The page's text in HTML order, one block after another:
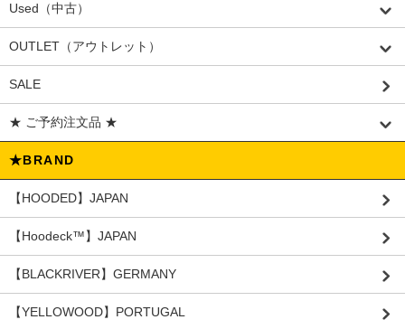
Used（中古）
OUTLET（アウトレット）
SALE
★ ご予約注文品 ★
★BRAND
【HOODED】JAPAN
【Hoodeck™️】JAPAN
【BLACKRIVER】GERMANY
【YELLOWOOD】PORTUGAL